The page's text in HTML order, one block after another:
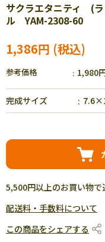
サクラエタニティ (
ル YAM-2308-60
1,386円
参考価格 1,980
完成サイズ
5,500円以上のお買い物で
配送料・手数料について
この商品をシェアする